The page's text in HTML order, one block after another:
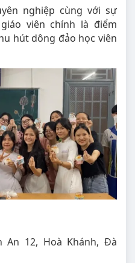
nghiệp cùng với sự
viên chính là điểm
hút dông đảo học viên
12, Hoà Khánh, Đà